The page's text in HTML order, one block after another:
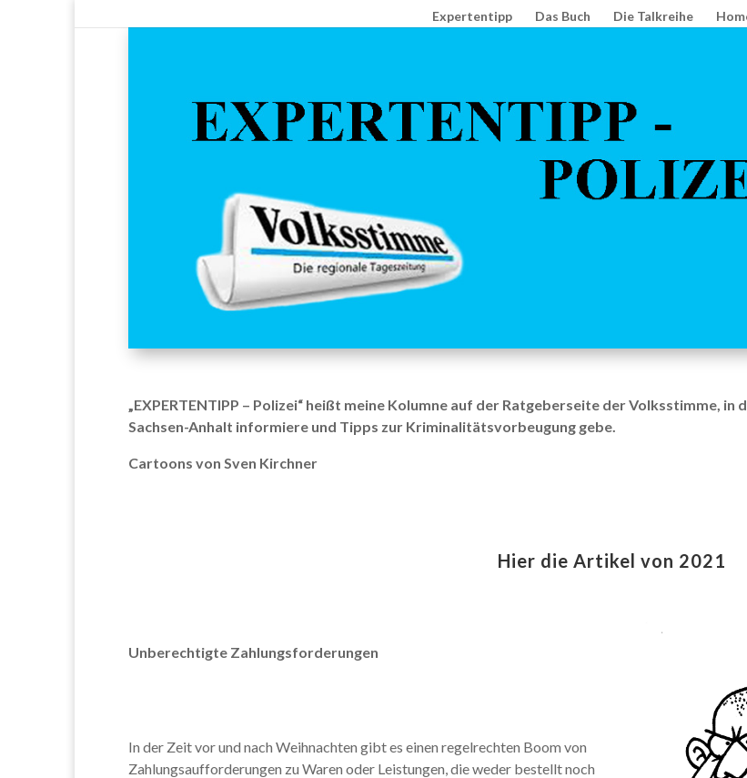
Expertentipp Das Buch Die Talkreihe
„EXPERTENTIPP – Polizei“ heißt meine Kolumne auf der Ratgeberseite der Volksstimme, in
Sachsen-Anhalt informiere und Tipps zur Kriminalitätsvorbeugung gebe.
Cartoons von Sven Kirchner
Hier die Artikel von 2021
Unberechtigte Zahlungsforderungen
In der Zeit vor und nach Weihnachten gibt es einen regelrechten Boom von
Zahlungsaufforderungen zu Waren oder Leistungen, die weder bestellt noch